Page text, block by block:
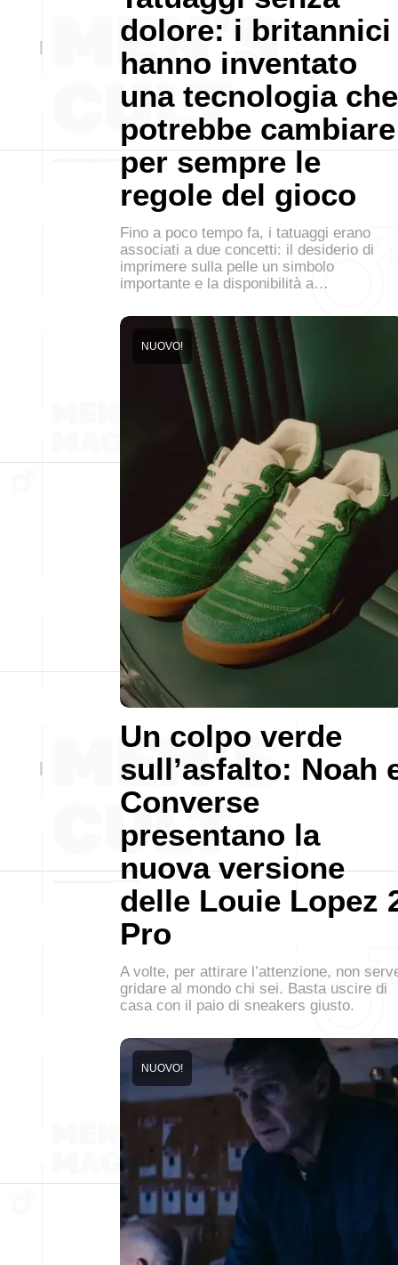
dolore: i britannici
hanno inventato
una tecnologia che
potrebbe cambiare
per sempre le
regole del gioco
Fino a poco tempo fa, i tatuaggi erano
associati a due concetti: il desiderio di
imprimere sulla pelle un simbolo
importante e la disponibilità a…
Un colpo verde
sull’asfalto: Noah
Converse
presentano la
nuova versione
delle Louie Lopez
Pro
NUOVO!
A volte, per attirare l’attenzione, non
gridare al mondo chi sei. Basta uscire di
casa con il paio di sneakers giusto.
NUOVO!